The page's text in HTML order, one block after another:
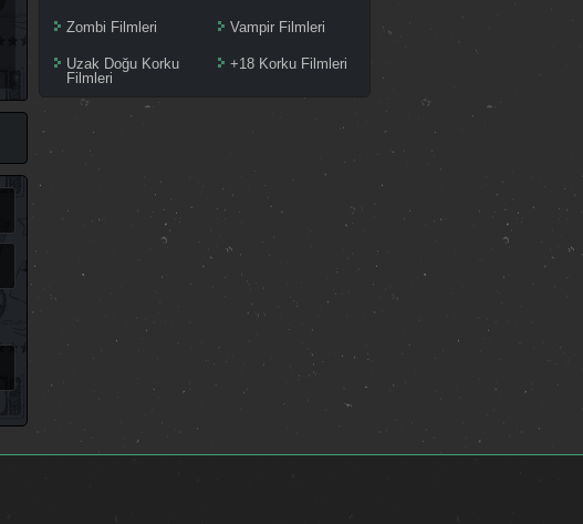
Zombi Filmleri Vampir Filmleri
Uzak Doğu Korku
Filmleri
+18 Korku Filmleri